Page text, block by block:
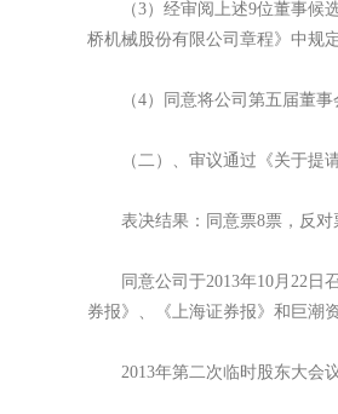
（3）经审阅上述9位董事候选
桥机械股份有限公司章程》中规
（4）同意将公司第五届董事
（二）、审议通过《关于提请
表决结果：同意票8票，反对
同意公司于2013年10月22日召
券报》、《上海证券报》和巨潮
2013年第二次临时股东大会议